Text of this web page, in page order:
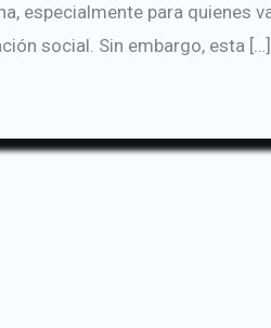
especialmente para quienes
social. Sin embargo, esta […]